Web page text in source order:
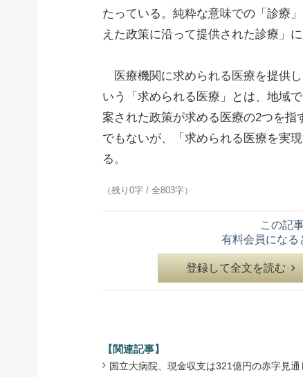
たっている。純粋な意味での「診療
えた政策に沿って提供された診療」
医療機関に求められる医療を提供
いう「求められる医療」とは、地域
案された政策が求める医療の2つを指
でもないが、「求められる医療を実
る。
（残り0字 / 全803字）
この記
有料会員になる
登録して全文を読む
【関連記事】
国立大病院、現金収支は321億円の赤字見